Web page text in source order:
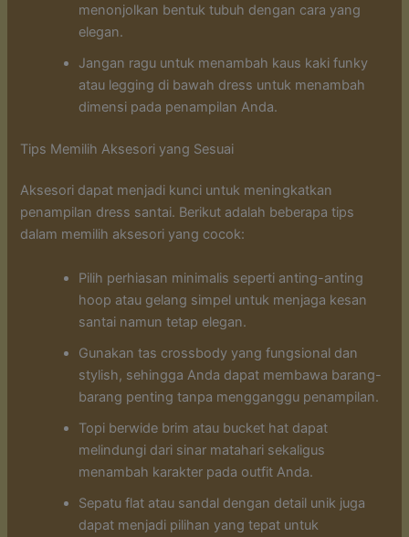
menonjolkan bentuk tubuh dengan cara yang
elegan.
Jangan ragu untuk menambah kaus kaki funky
atau legging di bawah dress untuk menambah
dimensi pada penampilan Anda.
Tips Memilih Aksesori yang Sesuai
Aksesori dapat menjadi kunci untuk meningkatkan
penampilan dress santai. Berikut adalah beberapa tips
dalam memilih aksesori yang cocok:
Pilih perhiasan minimalis seperti anting-anting
hoop atau gelang simpel untuk menjaga kesan
santai namun tetap elegan.
Gunakan tas crossbody yang fungsional dan
stylish, sehingga Anda dapat membawa barang-
barang penting tanpa mengganggu penampilan.
Topi berwide brim atau bucket hat dapat
melindungi dari sinar matahari sekaligus
menambah karakter pada outfit Anda.
Sepatu flat atau sandal dengan detail unik juga
dapat menjadi pilihan yang tepat untuk